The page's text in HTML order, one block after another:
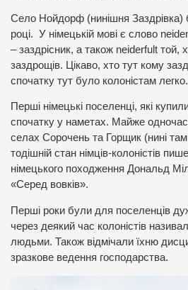
Село Нойдорф (нинішня Заздрівка)
році. У німецькій мові є слово
– заздрісник, а також neiderfult той,
заздрощів. Цікаво, хто тут кому
спочатку тут було колоністам легко.
Перші німецькі поселенці, які
спочатку у наметах. Майже
селах Сорочень та Горщик (нині там
тодішній стан німців-колоністів
німецького походження Дональд
«Серед вовків».
Перші роки були для поселенців
через деякий час колоністів
людьми. Також відмічали їхню
зразкове ведення господарства.